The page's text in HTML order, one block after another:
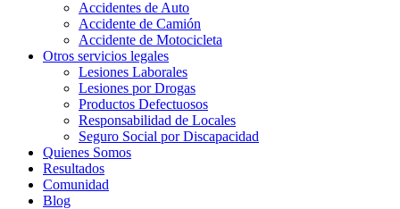
Accidentes de Auto
Accidente de Camión
Accidente de Motocicleta
Otros servicios legales
Lesiones Laborales
Lesiones por Drogas
Productos Defectuosos
Responsabilidad de Locales
Seguro Social por Discapacidad
Quienes Somos
Resultados
Comunidad
Blog